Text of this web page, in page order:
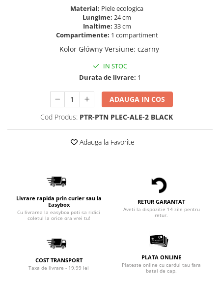
Material: Piele ecologica
Lungime: 24 cm
Inaltime: 33 cm
Compartimente: 1 compartiment
Kolor Główny Versiune: czarny
IN STOC
Durata de livrare: 1
ADAUGA IN COS
Cod Produs: PTR-PTN PLEC-ALE-2 BLACK
Adauga la Favorite
Livrare rapida prin curier sau la
Easybox
Cu livrarea la easybox poti sa ridici
coletul la orice ora vrei tu!
RETUR GARANTAT
Aveti la dispozitie 14 zile pentru
retur.
COST TRANSPORT
Taxa de livrare - 19.99 lei
PLATA ONLINE
Plateste online cu cardul tau fara
batai de cap.